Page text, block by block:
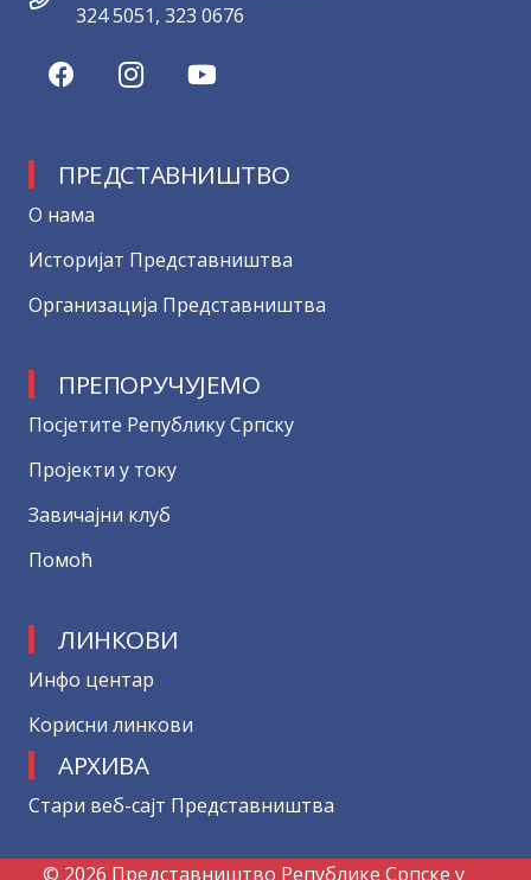
324 5051, 323 0676
ПРЕДСТАВНИШТВО
О нама
Историјат Представништва
Организација Представништва
ПРЕПОРУЧУЈЕМО
Посјетите Републику Српску
Пројекти у току
Завичајни клуб
Помоћ
ЛИНКОВИ
Инфо центар
Корисни линкови
АРХИВА
Стари веб-сајт Представништва
© 2026 Представништво Републике Српске у